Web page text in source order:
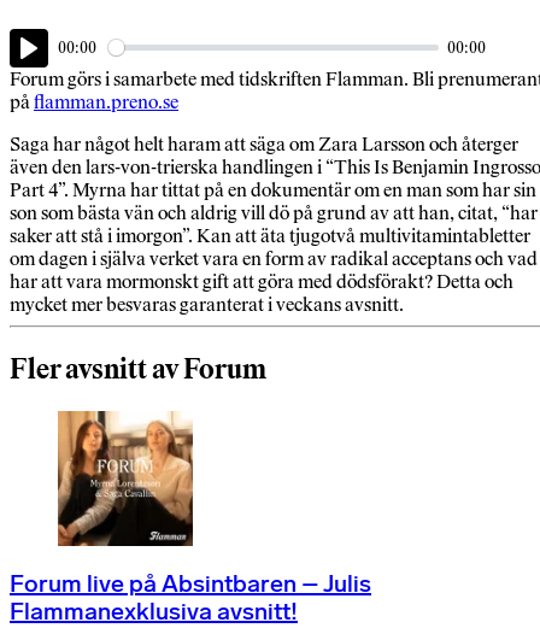
Play
00:00 00:00
Forum görs i samarbete med tidskriften Flamman. Bli
på ⁠⁠⁠⁠⁠⁠⁠⁠⁠⁠⁠⁠⁠⁠⁠⁠⁠⁠flamman.preno.se⁠⁠⁠⁠⁠
Saga har något helt haram att säga om Zara Larsson och återger
även den lars-von-trierska handlingen i “This Is Benjamin Ingrosso
Part 4”. Myrna har tittat på en dokumentär om en man som har sin
son som bästa vän och aldrig vill dö på grund av att han, citat, “har
saker att stå i imorgon”. Kan att äta tjugotvå multivitamintabletter
om dagen i själva verket vara en form av radikal acceptans och vad
har att vara mormonskt gift att göra med dödsförakt? Detta och
mycket mer besvaras garanterat i veckans avsnitt.
Fler avsnitt av Forum
Forum live på Absintbaren – Julis
Flammanexklusiva avsnitt!